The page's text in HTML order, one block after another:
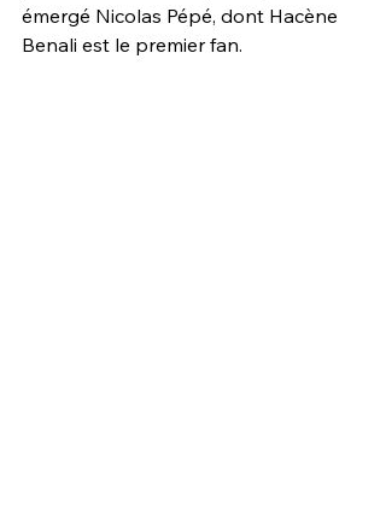
émergé Nicolas Pépé, dont Hacène
Benali est le premier fan.